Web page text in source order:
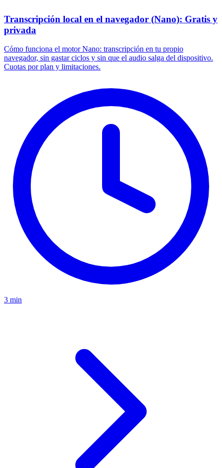
Transcripción local en el navegador (Nano): Gratis y
privada
Cómo funciona el motor Nano: transcripción en tu propio
navegador, sin gastar ciclos y sin que el audio salga del dispositivo.
Cuotas por plan y limitaciones.
3 min